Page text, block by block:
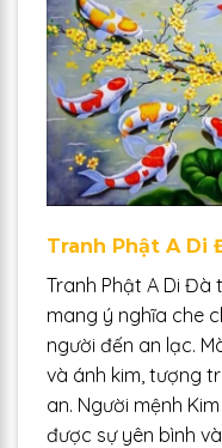
Tranh Phật A Di
Tranh Phật A Di Đà
mang ý nghĩa che
người đến an lạc.
và ánh kim, tượng
an. Người mệnh
được sự yên bình